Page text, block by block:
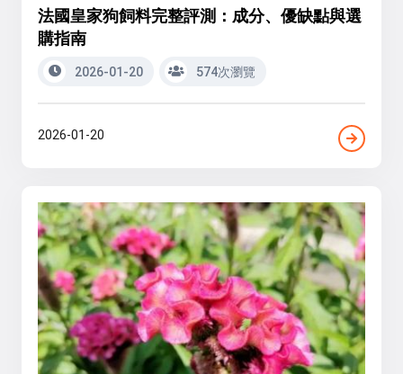
法國皇家狗飼料完整評測：成分、優缺點與選
購指南
2026-01-20 574次瀏覽
2026-01-20